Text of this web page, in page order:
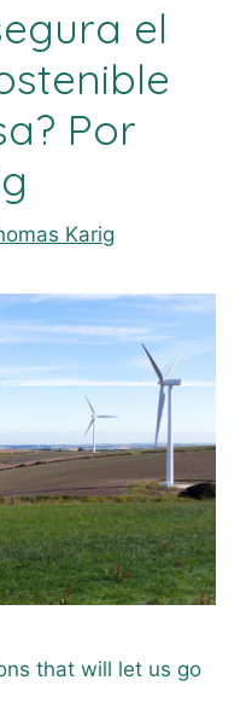
el
Por
Karig
that will let us go